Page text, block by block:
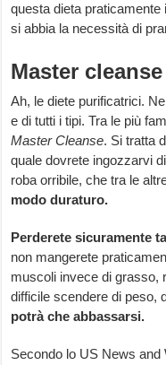
questa dieta
si abbia la necessità di
Master cleanse
Ah, le diete purificatrici.
e di tutti i tipi. Tra le più
Master Cleanse. Si tratta
quale dovrete ingozzarvi
roba orribile, che tra le
modo duraturo.
Perderete sicuramente
non mangerete
muscoli invece di grasso,
difficile scendere di peso,
potrà che abbassarsi.
Secondo lo US News and